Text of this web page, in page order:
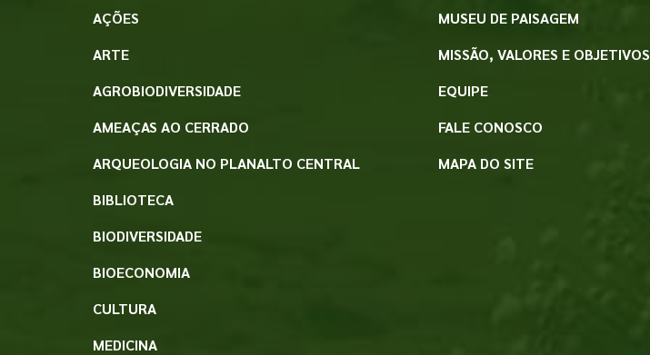
AÇÕES
ARTE
AGROBIODIVERSIDADE
AMEAÇAS AO CERRADO
ARQUEOLOGIA NO PLANALTO CENTRAL
BIBLIOTECA
BIODIVERSIDADE
BIOECONOMIA
CULTURA
MEDICINA
MUSEU DE PAISAGEM
MISSÃO, VALORES E OBJETIVOS
EQUIPE
FALE CONOSCO
MAPA DO SITE